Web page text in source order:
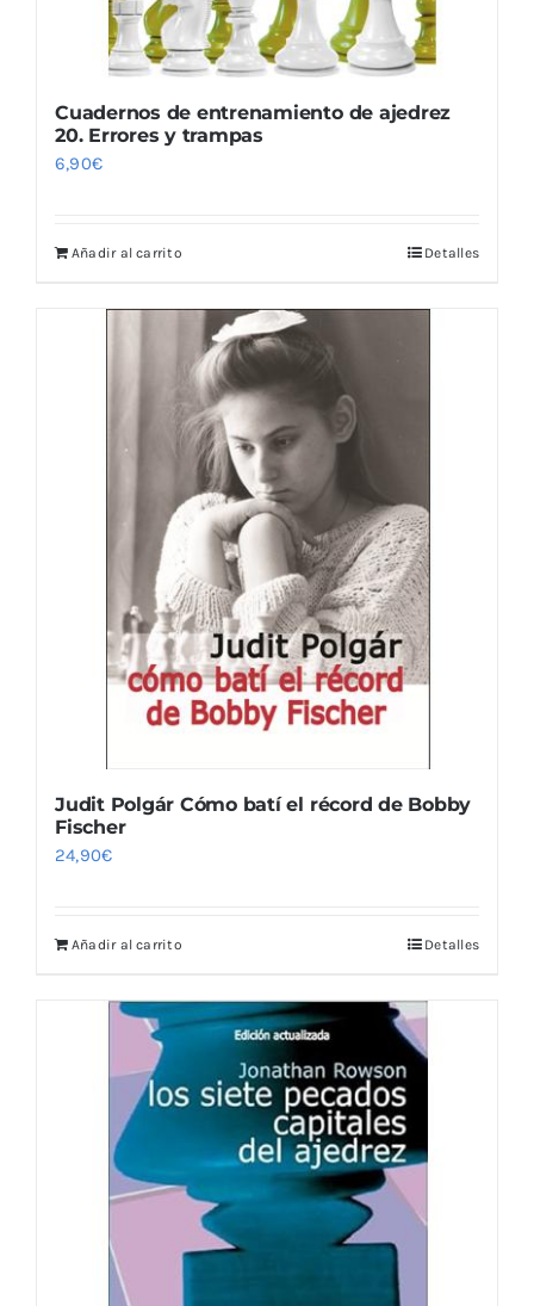
Cuadernos de entrenamiento de ajedrez
20. Errores y trampas
6,90€
Añadir al carrito Detalles
Judit Polgár Cómo batí el récord de Bobby
Fischer
24,90€
Añadir al carrito Detalles